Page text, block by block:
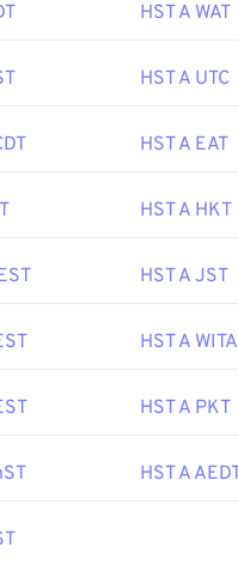
HST A WAT
HST A UTC
HST A EAT
HST A HKT
HST A JST
HST A WITA
HST A PKT
HST A